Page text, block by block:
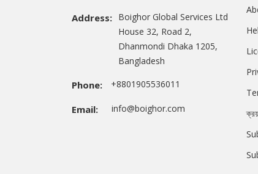
Address: Boighor Global Services Ltd
House 32, Road 2,
Dhanmondi Dhaka 1205,
Bangladesh
Phone: +8801905536011
Email: info@boighor.com